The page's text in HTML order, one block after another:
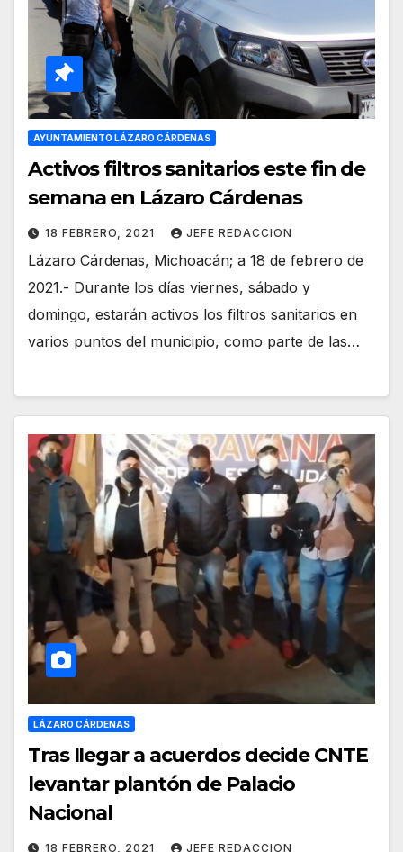
AYUNTAMIENTO LÁZARO CÁRDENAS
Activos filtros sanitarios este fin de
semana en Lázaro Cárdenas
18 FEBRERO, 2021 JEFE REDACCION
Lázaro Cárdenas, Michoacán; a 18 de febrero de
2021.- Durante los días viernes, sábado y
domingo, estarán activos los filtros sanitarios en
varios puntos del municipio, como parte de las…
LÁZARO CÁRDENAS
Tras llegar a acuerdos decide CNTE
levantar plantón de Palacio
Nacional
18 FEBRERO, 2021 JEFE REDACCION